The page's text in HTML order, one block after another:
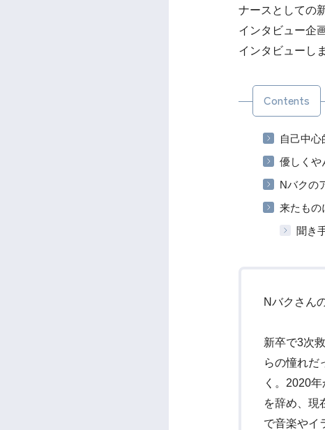
ナースとしての
インタビュー企
インタビューし
Contents
自己中
優しくや
Nバクの
来たもの
聞き
Nバクさん
新卒で3次
らの憧れだ
く。2020
を辞め、現
で音楽やイ